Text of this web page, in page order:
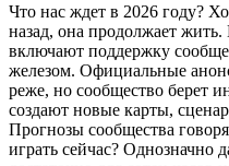
Что нас ждет в 2026 году?
назад, она продолжает
включают поддержку
железом. Официальные
реже, но сообщество берет
создают новые карты,
Прогнозы сообщества
играть сейчас? Однозначно